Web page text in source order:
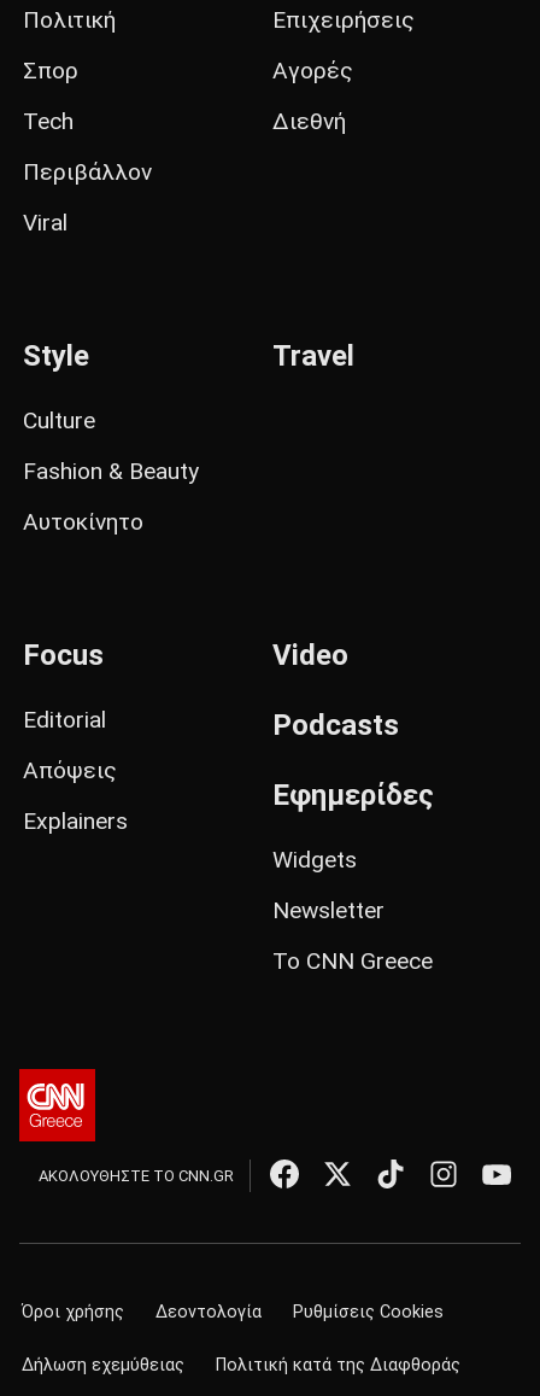
Πολιτική
Σπορ
Tech
Περιβάλλον
Viral
Επιχειρήσεις
Αγορές
Διεθνή
Style
Culture
Fashion & Beauty
Αυτοκίνητο
Travel
Focus
Editorial
Απόψεις
Explainers
Video
Podcasts
Εφημερίδες
Widgets
Newsletter
Το CNN Greece
ΑΚΟΛΟΥΘΗΣΤΕ ΤΟ CNN.GR
Όροι χρήσης Δεοντολογία Ρυθμίσεις Cookies
Δήλωση εχεμύθειας Πολιτική κατά της Διαφθοράς